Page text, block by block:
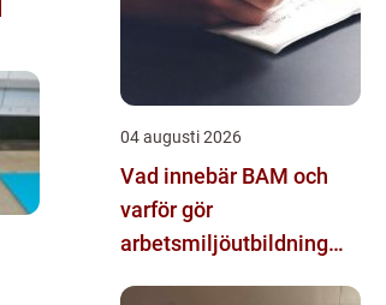
04 augusti 2026
Vad innebär BAM och
varför gör
arbetsmiljöutbildning